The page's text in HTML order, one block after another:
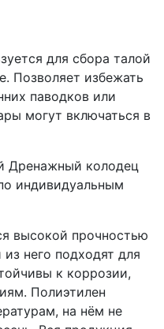
для сбора талой
Позволяет избежать
паводков или
могут включаться в
Дренажный колодец
индивидуальным
высокой прочностью
него подходят для
к коррозии,
Полиэтилен
на нём не